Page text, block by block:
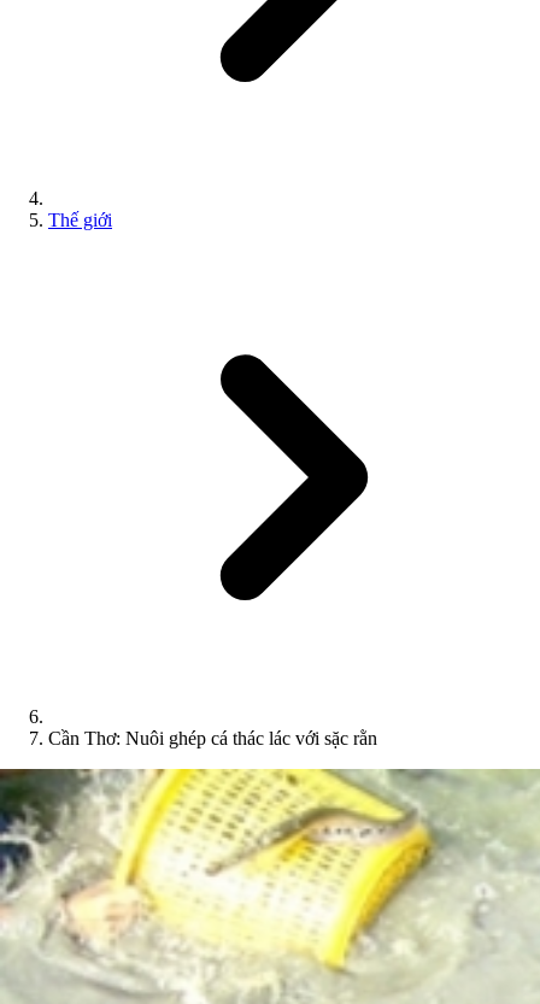
Thế giới
Cần Thơ: Nuôi ghép cá thác lác với sặc rằn